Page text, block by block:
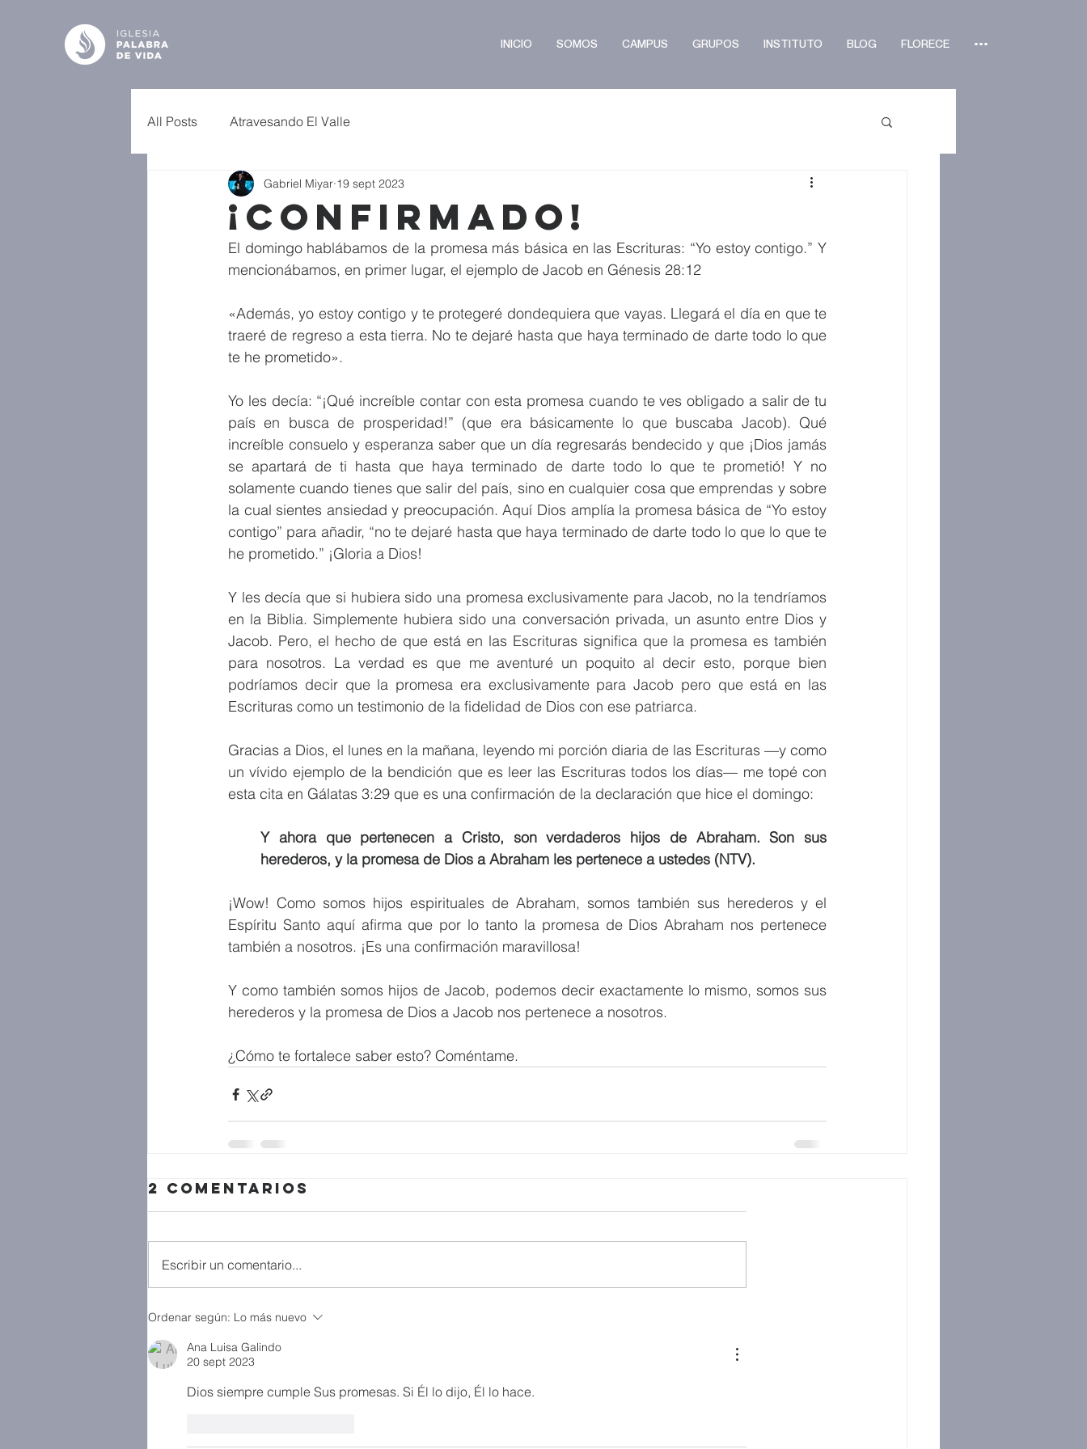
INICIO SOMOS CAMPUS GRUPOS INSTITUTO BLOG FLORECE •••
All Posts Atravesando El Valle
¡Confirmado!
Gabriel Miyar 19 sept 2023
El domingo hablábamos de la promesa más básica en las Escrituras: “Yo estoy contigo.” Y
mencionábamos, en primer lugar, el ejemplo de Jacob en Génesis 28:12
«Además, yo estoy contigo y te protegeré dondequiera que vayas. Llegará el día en que te
traeré de regreso a esta tierra. No te dejaré hasta que haya terminado de darte todo lo que
te he prometido».
Yo les decía: “¡Qué increíble contar con esta promesa cuando te ves obligado a salir de tu
país en busca de prosperidad!” (que era básicamente lo que buscaba Jacob). Qué
increíble consuelo y esperanza saber que un día regresarás bendecido y que ¡Dios jamás
se apartará de ti hasta que haya terminado de darte todo lo que te prometió! Y no
solamente cuando tienes que salir del país, sino en cualquier cosa que emprendas y sobre
la cual sientes ansiedad y preocupación. Aquí Dios amplía la promesa básica de “Yo estoy
contigo” para añadir, “no te dejaré hasta que haya terminado de darte todo lo que lo que te
he prometido.” ¡Gloria a Dios!
Y les decía que si hubiera sido una promesa exclusivamente para Jacob, no la tendríamos
en la Biblia. Simplemente hubiera sido una conversación privada, un asunto entre Dios y
Jacob. Pero, el hecho de que está en las Escrituras significa que la promesa es también
para nosotros. La verdad es que me aventuré un poquito al decir esto, porque bien
podríamos decir que la promesa era exclusivamente para Jacob pero que está en las
Escrituras como un testimonio de la fidelidad de Dios con ese patriarca.
Gracias a Dios, el lunes en la mañana, leyendo mi porción diaria de las Escrituras —y como
un vívido ejemplo de la bendición que es leer las Escrituras todos los días— me topé con
esta cita en Gálatas 3:29 que es una confirmación de la declaración que hice el domingo:
Y ahora que pertenecen a Cristo, son verdaderos hijos de Abraham. Son sus
herederos, y la promesa de Dios a Abraham les pertenece a ustedes (NTV).
¡Wow! Como somos hijos espirituales de Abraham, somos también sus herederos y el
Espíritu Santo aquí afirma que por lo tanto la promesa de Dios Abraham nos pertenece
también a nosotros. ¡Es una confirmación maravillosa!
Y como también somos hijos de Jacob, podemos decir exactamente lo mismo, somos sus
herederos y la promesa de Dios a Jacob nos pertenece a nosotros.
¿Cómo te fortalece saber esto? Coméntame.
2 comentarios
Escribir un comentario...
Ordenar según: Lo más nuevo
Ana Luisa Galindo
20 sept 2023
Dios siempre cumple Sus promesas. Si Él lo dijo, Él lo hace.